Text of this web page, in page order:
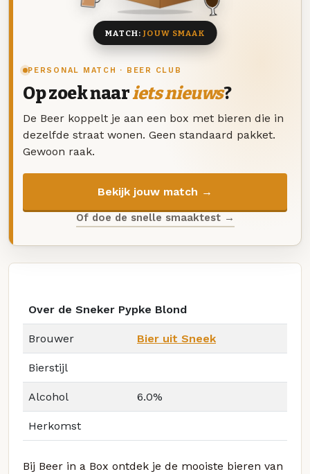
PERSONAL MATCH · BEER CLUB
Op zoek naariets nieuws?
De Beer koppelt je aan een box met bieren die in
dezelfde straat wonen. Geen standaard pakket.
Gewoon raak.
Bekijk jouw match →
Of doe de snelle smaaktest →
MATCH:JOUW SMAAK
Over de Sneker Pypke Blond
Brouwer Bier uit Sneek
Bierstijl
Alcohol 6.0%
Herkomst
Bij Beer in a Box ontdek je de mooiste bieren van